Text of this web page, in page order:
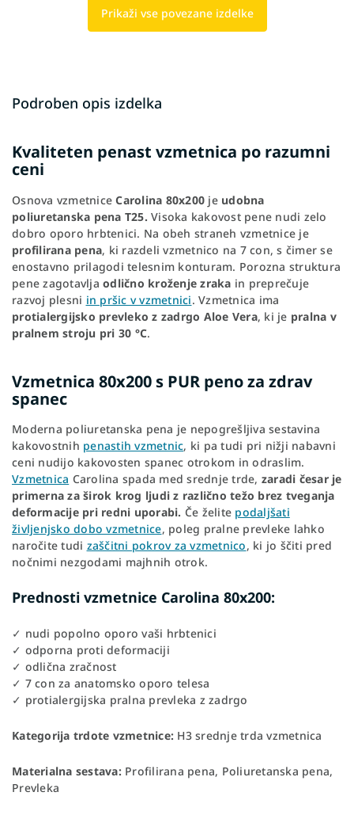
Prikaži vse povezane izdelke
Podroben opis izdelka
Kvaliteten penast vzmetnica po razumni
ceni
Osnova vzmetniceCarolina 80x200 je udobna
poliuretanska pena T25. Visoka kakovost pene nudi zelo
dobro oporo hrbtenici. Na obeh straneh vzmetnice je
profilirana pena, ki razdeli vzmetnico na 7 con, s čimer se
enostavno prilagodi telesnim konturam. Porozna struktura
pene zagotavlja odlično kroženje zraka in preprečuje
razvoj plesni in pršic v vzmetnici. Vzmetnica ima
protialergijsko prevleko z zadrgo Aloe Vera, ki je pralna v
pralnem stroju pri 30 °C.
Vzmetnica 80x200 s PUR peno za zdrav
spanec
Moderna poliuretanska pena je nepogrešljiva sestavina
kakovostnih penastih vzmetnic, ki pa tudi pri nižji nabavni
ceni nudijo kakovosten spanec otrokom in odraslim.
Vzmetnica Carolina spada med srednje trde, zaradi česar je
primerna za širok krog ljudi z različno težo brez tveganja
deformacije pri redni uporabi. Če želite podaljšati
življenjsko dobo vzmetnice, poleg pralne prevleke lahko
naročite tudi zaščitni pokrov za vzmetnico, ki jo ščiti pred
nočnimi nezgodami majhnih otrok.
Prednosti vzmetnice Carolina 80x200:
✓ nudi popolno oporo vaši hrbtenici
✓ odporna proti deformaciji
✓ odlična zračnost
✓ 7 con za anatomsko oporo telesa
✓ protialergijska pralna prevleka z zadrgo
Kategorija trdote vzmetnice: H3 srednje trda vzmetnica
Materialna sestava: Profilirana pena, Poliuretanska pena,
Prevleka